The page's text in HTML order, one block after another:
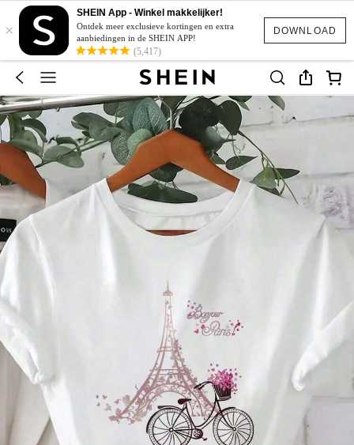
DOWNLOAD
×
SHEIN App - Winkel makkelijker!
Ontdek meer exclusieve kortingen en extra
aanbiedingen in de SHEIN APP!
(5,417)